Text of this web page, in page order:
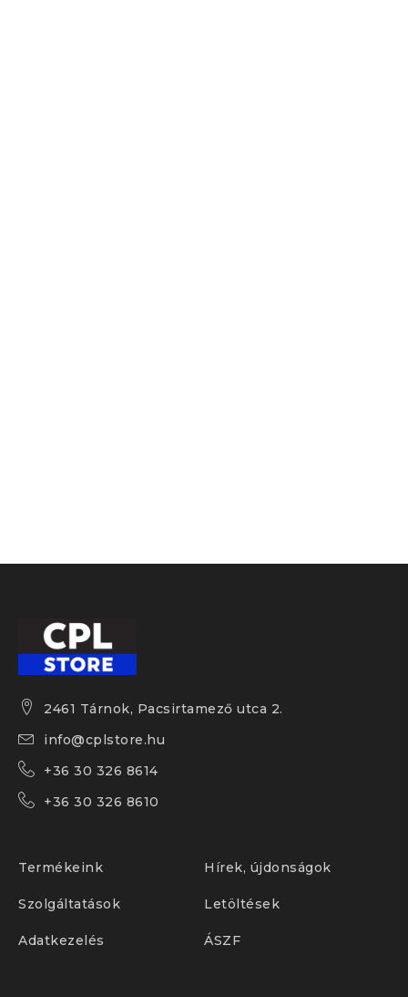
2461 Tárnok, Pacsirtamező utca 2.
info@cplstore.hu
+36 30 326 8614
+36 30 326 8610
Termékeink Hírek, újdonságok
Szolgáltatások Letöltések
Adatkezelés ÁSZF